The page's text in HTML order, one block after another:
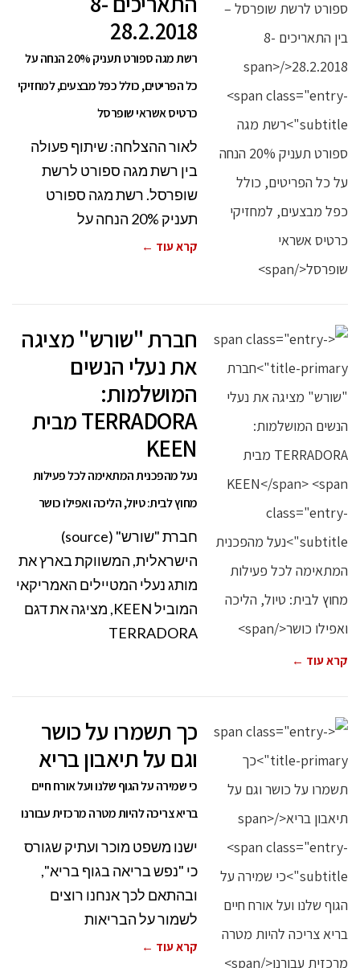
28.2.2018
רשת מגה ספורט תעניק 20% הנחה על
כל הפריטים, כולל כפל מבצעים, למחזיקי
כרטיס אשראי שופרסל
לאור ההצלחה: שיתוף פעולה
בין רשת מגה ספורט לרשת
שופרסל. רשת מגה ספורט
תעניק 20% הנחה על
קרא עוד ←
חברת "שורש" מציגה
את נעלי הנשים
המושלמות:
TERRADORA מבית
KEEN
נעל מהפכנית המתאימה לכל פעילות
מחוץ לבית: טיול, הליכה ואפילו כושר
חברת "שורש" (source)
הישראלית, המשווקת בארץ את
מותג נעלי המטיילים האמריקאי
המוביל KEEN, מציגה את דגם
TERRADORA
קרא עוד ←
כך תשמרו על כושר
וגם על תיאבון בריא
כי שמירה על הגוף שלנו ועל אורח חיים
בריא צריכה להיות מטרה מרכזית עבורנו
ישנו משפט מוכר ועתיק שגורס
כי "נפש בריאה בגוף בריא",
ובהתאם לכך אנחנו רוצים
לשמור על הבריאות
קרא עוד ←